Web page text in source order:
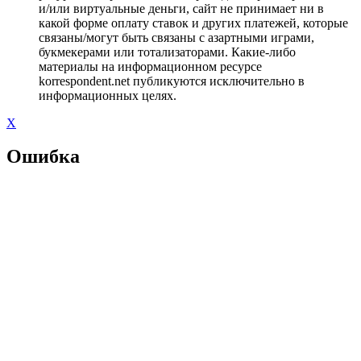
и/или виртуальные деньги, сайт не принимает ни в
какой форме оплату ставок и других платежей, которые
связаны/могут быть связаны с азартными играми,
букмекерами или тотализаторами. Какие-либо
материалы на информационном ресурсе
korrespondent.net публикуются исключительно в
информационных целях.
X
Ошибка